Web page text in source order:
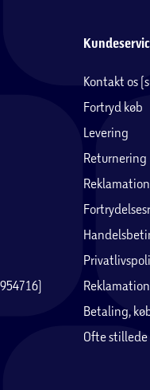
Kontakt os
Fortryd køb
Levering
Returnering
Reklamation
Betaling,
Ofte stillede